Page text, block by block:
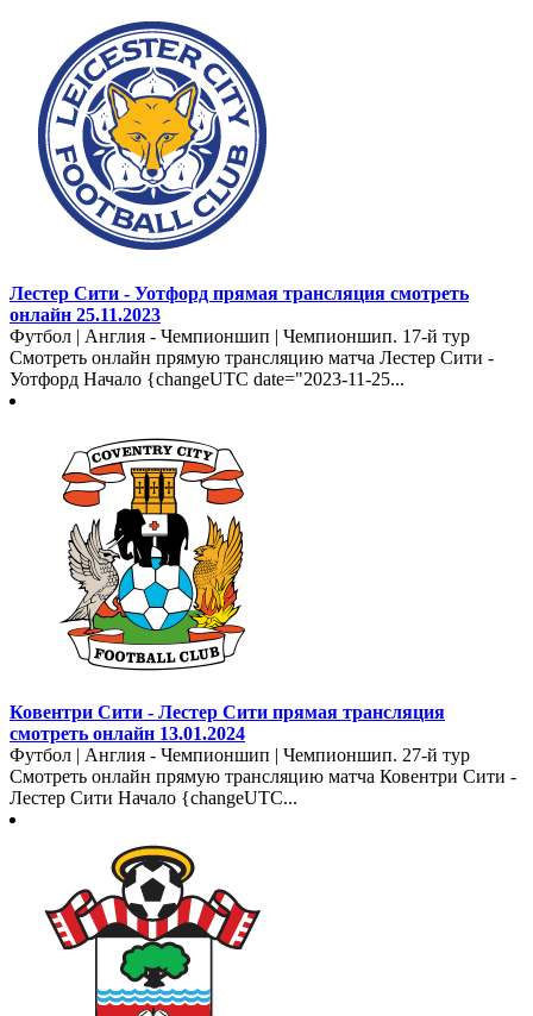
Лестер Сити - Уотфорд прямая трансляция смотреть
онлайн 25.11.2023
Футбол | Англия - Чемпионшип | Чемпионшип. 17-й тур
Смотреть онлайн прямую трансляцию матча Лестер Сити -
Уотфорд Начало {changeUTC date="2023-11-25...
Ковентри Сити - Лестер Сити прямая трансляция
смотреть онлайн 13.01.2024
Футбол | Англия - Чемпионшип | Чемпионшип. 27-й тур
Смотреть онлайн прямую трансляцию матча Ковентри Сити -
Лестер Сити Начало {changeUTC...